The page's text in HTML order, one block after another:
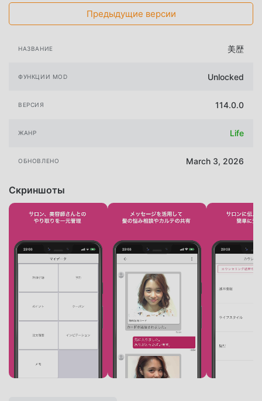
Предыдущие версии
НАЗВАНИЕ 美歴
ФУНКЦИИ MOD Unlocked
ВЕРСИЯ 114.0.0
ЖАНР Life
ОБНОВЛЕНО March 3, 2026
Скриншоты